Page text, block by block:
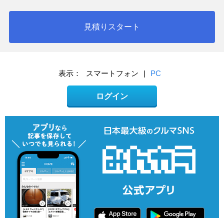
見積りスタート
表示： スマートフォン | PC
ログイン